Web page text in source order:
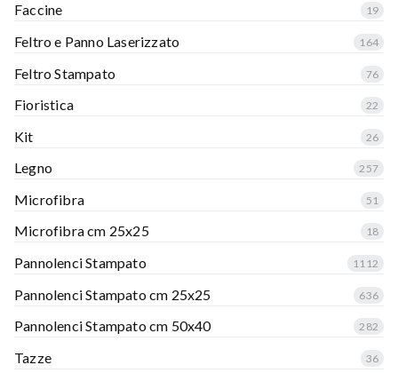
Faccine 19
Feltro e Panno Laserizzato 164
Feltro Stampato 76
Fioristica 22
Kit 26
Legno 257
Microfibra 51
Microfibra cm 25x25 18
Pannolenci Stampato 1112
Pannolenci Stampato cm 25x25 636
Pannolenci Stampato cm 50x40 282
Tazze 36